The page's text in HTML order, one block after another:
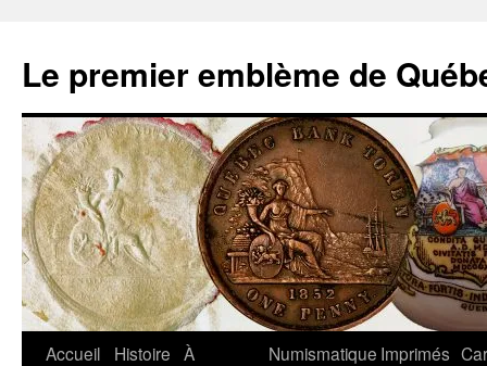
contenu
Le premier emblème de
Accueil Histoire À
Numismatique Imprimés